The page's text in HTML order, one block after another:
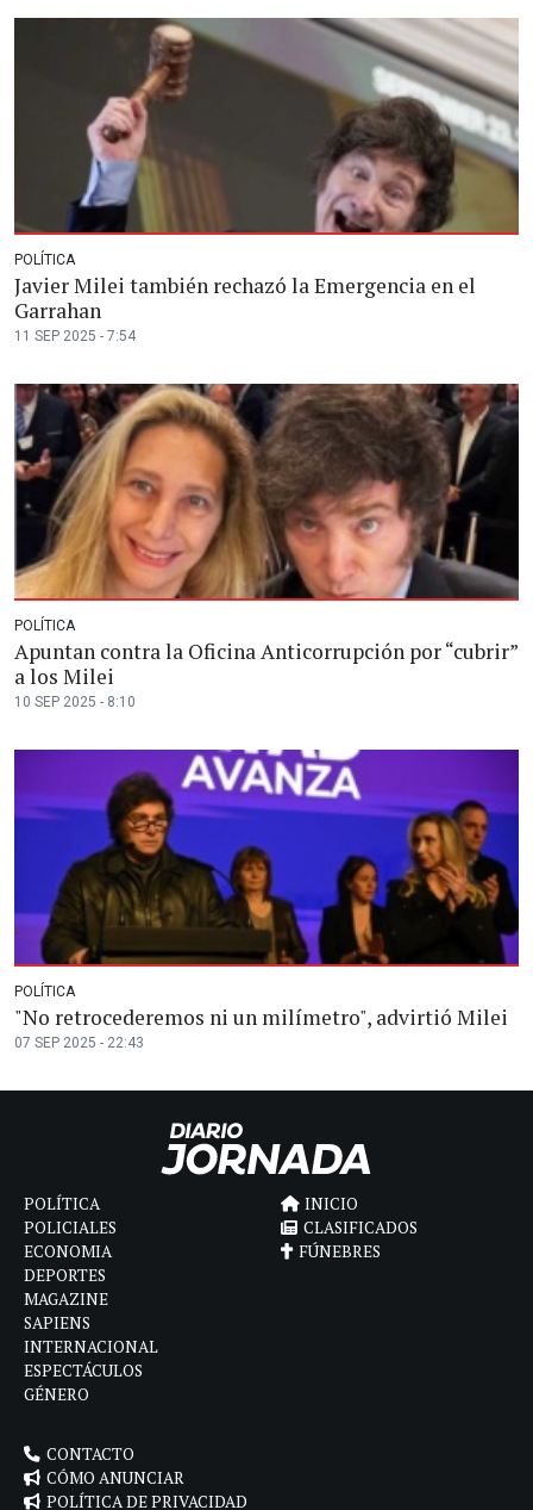
POLÍTICA
Javier Milei también rechazó la Emergencia en el
Garrahan
11 SEP 2025 - 7:54
POLÍTICA
Apuntan contra la Oficina Anticorrupción por “cubrir”
a los Milei
10 SEP 2025 - 8:10
POLÍTICA
"No retrocederemos ni un milímetro", advirtió Milei
07 SEP 2025 - 22:43
POLÍTICA
POLICIALES
ECONOMIA
DEPORTES
MAGAZINE
SAPIENS
INTERNACIONAL
ESPECTÁCULOS
GÉNERO
INICIO
CLASIFICADOS
FÚNEBRES
CONTACTO
CÓMO ANUNCIAR
POLÍTICA DE PRIVACIDAD